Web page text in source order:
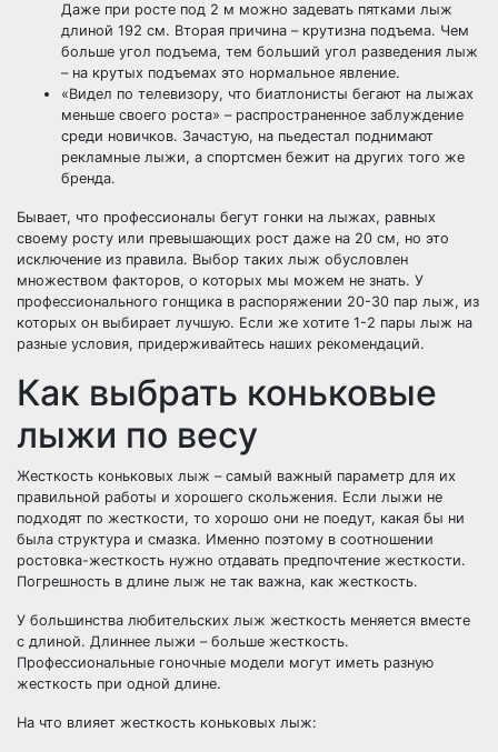
Даже при росте под 2 м можно задевать пятками лыж
длиной 192 см. Вторая причина – крутизна подъема. Чем
больше угол подъема, тем больший угол разведения лыж
– на крутых подъемах это нормальное явление.
«Видел по телевизору, что биатлонисты бегают на лыжах
меньше своего роста» – распространенное заблуждение
среди новичков. Зачастую, на пьедестал поднимают
рекламные лыжи, а спортсмен бежит на других того же
бренда.
Бывает, что профессионалы бегут гонки на лыжах, равных
своему росту или превышающих рост даже на 20 см, но это
исключение из правила. Выбор таких лыж обусловлен
множеством факторов, о которых мы можем не знать. У
профессионального гонщика в распоряжении 20-30 пар лыж, из
которых он выбирает лучшую. Если же хотите 1-2 пары лыж на
разные условия, придерживайтесь наших рекомендаций.
Как выбрать коньковые
лыжи по весу
Жесткость коньковых лыж – самый важный параметр для их
правильной работы и хорошего скольжения. Если лыжи не
подходят по жесткости, то хорошо они не поедут, какая бы ни
была структура и смазка. Именно поэтому в соотношении
ростовка-жесткость нужно отдавать предпочтение жесткости.
Погрешность в длине лыж не так важна, как жесткость.
У большинства любительских лыж жесткость меняется вместе
с длиной. Длиннее лыжи – больше жесткость.
Профессиональные гоночные модели могут иметь разную
жесткость при одной длине.
На что влияет жесткость коньковых лыж: